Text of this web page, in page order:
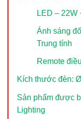
LED – 22W
Ánh sáng
Trung tính
Remote
Kích thước đèn:
Sản phẩm được
Lighting